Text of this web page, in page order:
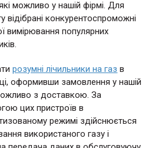
можливо у нашій фірмі. Для
відібрані конкурентоспроможні
вимірювання популярних
розумні лічильники на газ в
оформивши замовлення у нашій
з доставкою. За
цих пристроїв в
режимі здійснюється
використаного газу і